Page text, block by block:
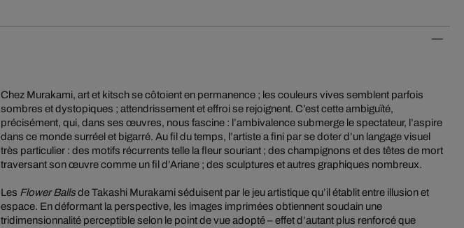
Chez Murakami, art et kitsch se côtoient en permanence ; les couleurs vives semblent parfois
sombres et dystopiques ; attendrissement et effroi se rejoignent. C’est cette ambiguïté,
précisément, qui, dans ses œuvres, nous fascine : l’ambivalence submerge le spectateur, l’aspire
dans ce monde surréel et bigarré. Au fil du temps, l’artiste a fini par se doter d’un langage visuel
très particulier : des motifs récurrents telle la fleur souriant ; des champignons et des têtes de mort
traversant son œuvre comme un fil d’Ariane ; des sculptures et autres graphiques nombreux.
Les Flower Ballsde Takashi Murakami séduisent par le jeu artistique qu’il établit entre illusion et
espace. En déformant la perspective, les images imprimées obtiennent soudain une
tridimensionnalité perceptible selon le point de vue adopté – effet d’autant plus renforcé que